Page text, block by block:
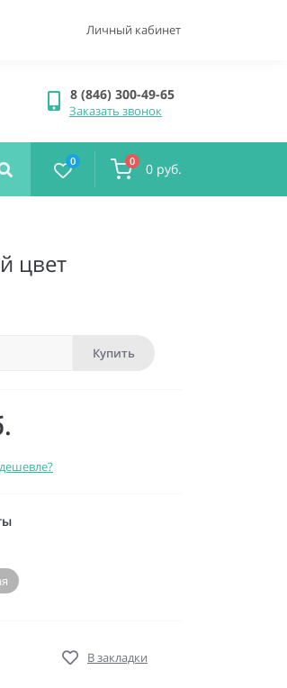
Личный кабинет
8 (846) 300-49-65
Заказать звонок
0 0 0 руб.
цвет
Купить
В закладки